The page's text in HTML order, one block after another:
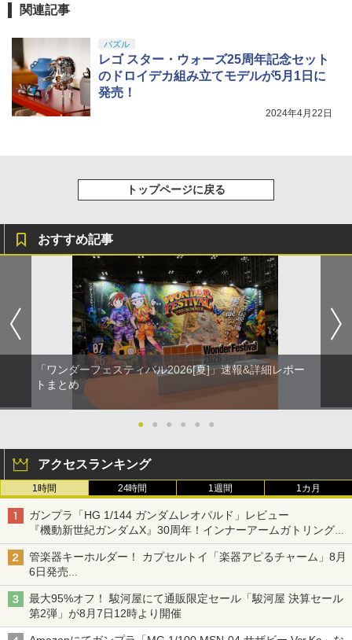
￥710
関連記事
パズル
レゴ スター・ウォーズ25周年記念セット
のドロイデカ組み立てモデルが5月1日に
発売！
2024年4月22日
トップページに戻る
おすすめ記事
「ワンダーフェスティバル2026[夏]」速報&詳細レポー
トまとめ
● ● ● ● ● ●
アクセスランキング
1時間 24時間 1週間 1カ月
ガンプラ「HG 1/144 ガンダムレオパルド」レビュー
『機動新世紀ガンダムX』30周年！インナーアームガトリングの
変形機構まで再現し最新フォーマットでキット化！
管楽器キーホルダー！ カプセルトイ「楽器アピるチャーム」8月
6日発売
チューバ、テナサクなど5種各3色
最大95%オフ！ 駿河屋にて通販限定セール「駿河屋 決算セール
第2弾」が8月7日12時より開催